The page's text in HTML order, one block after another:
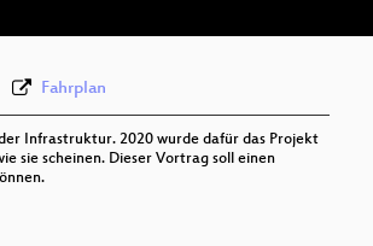
Fahrplan
Infrastruktur. 2020 wurde dafür das Projekt
sie scheinen. Dieser Vortrag soll einen